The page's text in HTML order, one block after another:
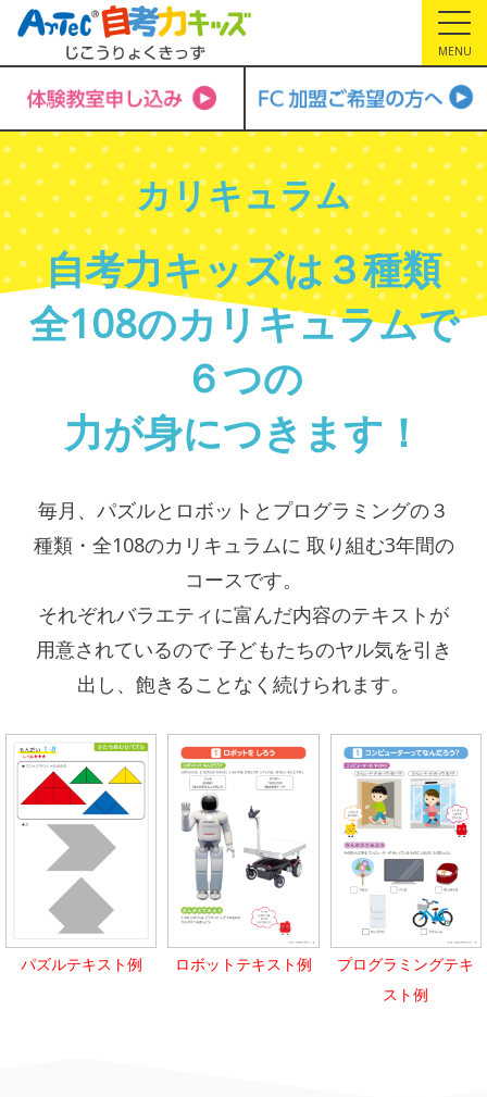
MENU
カリキュラム
自考力キッズは３種類
全108のカリキュラムで
６つの
力が身につきます！
毎月、パズルとロボットとプログラミングの３
種類・全108のカリキュラムに 取り組む3年間の
コースです。
それぞれバラエティに富んだ内容のテキストが
用意されているので子どもたちのヤル気を引き
出し、飽きることなく続けられます。
パズルテキスト例 ロボットテキスト例
プログラミングテキ
スト例